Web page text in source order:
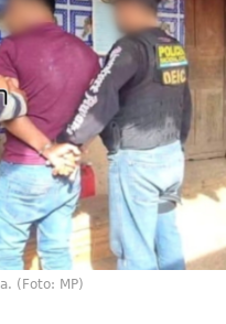
(Foto: MP)